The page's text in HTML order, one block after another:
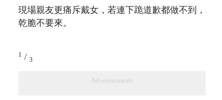
現場親友更痛斥戴女，若連下跪道歉都做不到，
乾脆不要來。
1 / 3
Advertisements